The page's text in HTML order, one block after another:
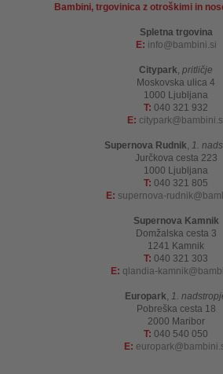
Bambini, trgovinica z otroškimi in
Spletna trgovina
E: info bambini.si
Citypark, pritličje
Moskovska ulica 4
1000 Ljubljana
T: 040 321 932
E: citypark
Supernova Rudnik, 1.
Jurčkova cesta 223
1000 Ljubljana
T: 040 321 805
E: supernova-rudnik
Supernova Kamnik
Domžalska cesta 3
1241 Kamnik
T: 040 321 303
E: qlandia-kamnik
Europark, 1.
Pobreška cesta 18
2000 Maribor
T: 040 540 050
E: europark